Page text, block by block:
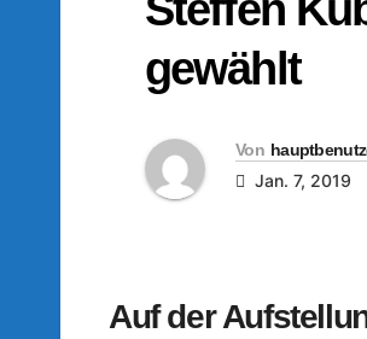
Steffen
gewählt
Von
Jan. 7, 2019
Auf der